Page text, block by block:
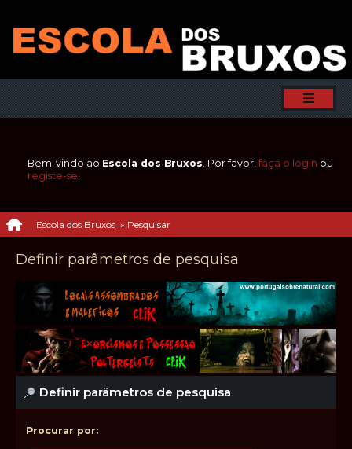
Bem-vindo ao Escola dos Bruxos. Por favor, faça o login ou
registe-se.
Escola dos Bruxos » Pesquisar
Definir parâmetros de pesquisa
Definir parâmetros de pesquisa
Procurar por: